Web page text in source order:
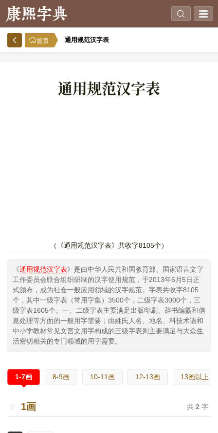
首页 通用规范汉字表
通用规范汉字表
《通用规范汉字表》共收字8105个
《通用规范汉字表》是由中华人民共和国教育部、国家语言文字
工作委员会联合组织研制的汉字使用规范，于2013年6月5日正
式颁布，成为社会一般应用领域的汉字规范。字表共收字8105
个，其中一级字表（常用字集）3500个，二级字表3000个，三
级字表1605个。一、二级字表主要满足出版印刷、辞书编纂和信
息处理等方面的一般用字需要；由姓氏人名、地名、科技术语和
中小学教材常见文言文用字构成的三级字表则主要满足与大众生
活密切相关的专门领域的用字需要。
1-7画 8-9画 10-11画 12-13画 13画以上
1画 共 2 字